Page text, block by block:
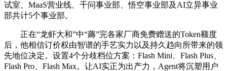
试室、MaaS营业线、千问事业部、悟空事业部及AI立异事业
部共计5个事业部。
正在“龙虾大和”中“薅”完各家厂商免费赠送的Token额度
后，他相信订价权由智谱的手艺实力以及持久趋向所带来的领
先地位决定。设置4个分歧档位方案：Flash Mini、Flash Plus、
Flash Pro、Flash Max。让AI实正为出产力，Agent将沉塑用户